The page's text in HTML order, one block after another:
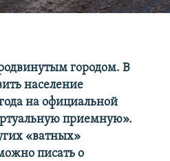
городом. В
население
на официальной
приемную».
«ватных»
писать о